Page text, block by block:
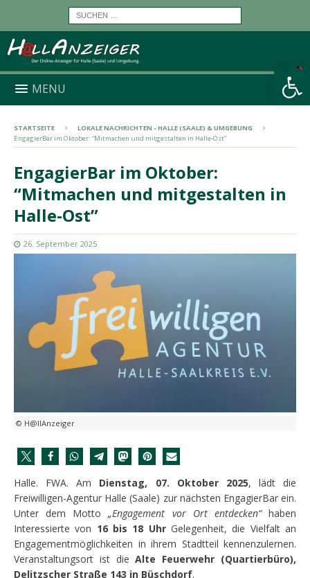
Werkzeugleiste öffnen
MENU
STARTSEITE
LOKALE NACHRICHTEN - HALLE (SAALE) & UMGEBUNG
EngagierBar im Oktober: “Mitmachen und mitgestalten in Halle-Ost”
EngagierBar im Oktober:
“Mitmachen und mitgestalten in
Halle-Ost”
26. September 2025
© H@llAnzeiger
Halle. FWA. Am Dienstag, 07. Oktober 2025, lädt die
Freiwilligen-Agentur Halle (Saale) zur nächsten EngagierBar ein.
Unter dem Motto„Engagement vor Ort entdecken“haben
Interessierte von 16 bis 18 UhrGelegenheit, die Vielfalt an
Engagementmöglichkeiten in ihrem Stadtteil kennenzulernen.
Veranstaltungsort ist dieAlte Feuerwehr (Quartierbüro),
Delitzscher Straße 143 in Büschdorf.